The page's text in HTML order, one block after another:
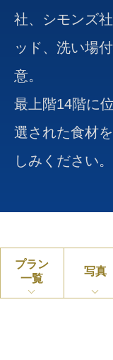
社、シモンズ
ッド、洗い場
意。
最上階14階に
選された食材
しみください。
プラン
一覧
写真